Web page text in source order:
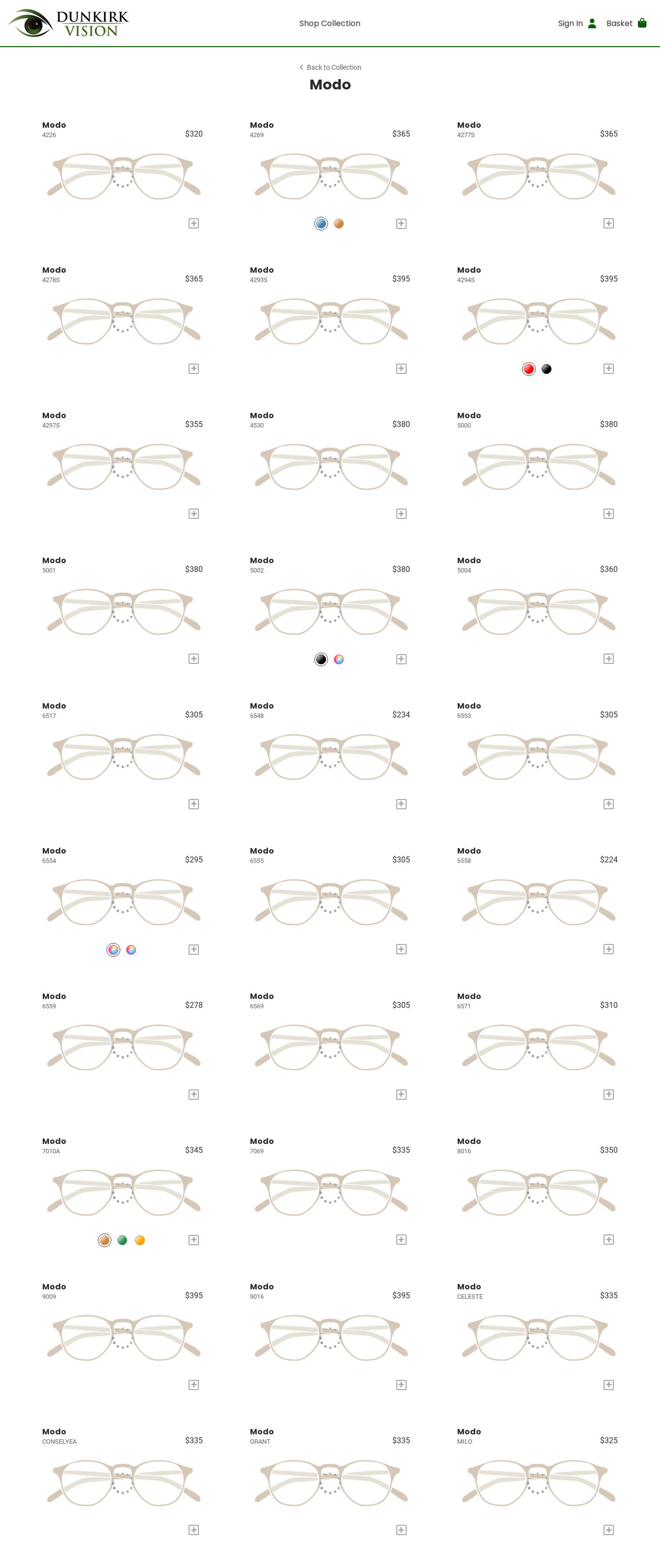
Shop Collection Sign In Basket
Back to Collection
Modo
Modo
4226 $320
+
Modo
4269 $365
+
Modo
4277S $365
+
Modo
4278S $365
+
Modo
4293S $395
+
Modo
4294S $395
+
Modo
4297S $355
+
Modo
4530 $380
+
Modo
5000 $380
+
Modo
5001 $380
+
Modo
5002 $380
+
Modo
5004 $360
+
Modo
6517 $305
+
Modo
6548 $234
+
Modo
6553 $305
+
Modo
6554 $295
+
Modo
6555 $305
+
Modo
6558 $224
+
Modo
6559 $278
+
Modo
6569 $305
+
Modo
6571 $310
+
Modo
7010A $345
+
Modo
7069 $335
+
Modo
8016 $350
+
Modo
9009 $395
+
Modo
9016 $395
+
Modo
CELESTE $335
+
Modo
CONSELYEA $335
+
Modo
GRANT $335
+
Modo
MILO $325
+